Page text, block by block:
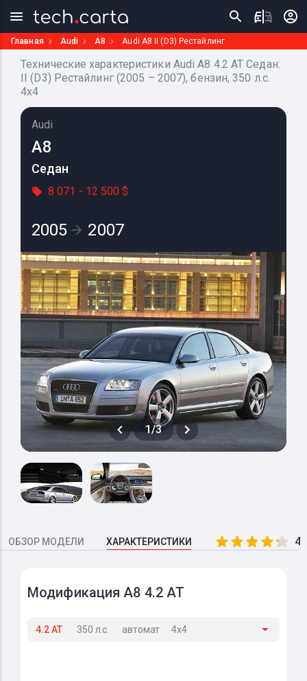
Главная Audi A8 Audi A8 II (D3) Рестайлинг
Технические характеристики Audi A8 4.2 AT Седан:
II (D3) Рестайлинг (2005 – 2007), бензин, 350 л.с.
4x4
Audi
A8
Седан
8 071 - 12 500 $
2005 2007
1/3
ОБЗОР МОДЕЛИ ХАРАКТЕРИСТИКИ
Модификация A8 4.2 AT
4.2 AT 350 л.с. автомат 4x4